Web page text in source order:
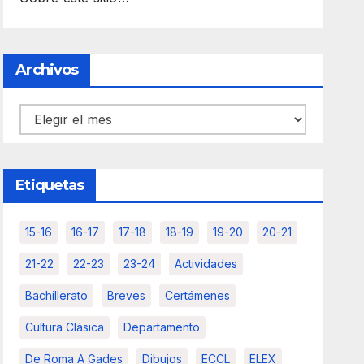
Archivos
Archivos
Etiquetas
15-16 16-17 17-18 18-19 19-20 20-21
21-22 22-23 23-24 Actividades
Bachillerato Breves Certámenes
Cultura Clásica Departamento
De Roma A Gades Dibujos ECCL ELEX